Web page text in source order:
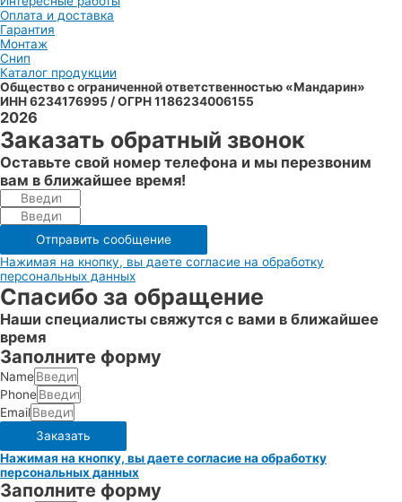
Оплата и доставка
Гарантия
Монтаж
Снип
Каталог продукции
Общество с ограниченной ответственностью «Мандарин»
ИНН 6234176995 / ОГРН 1186234006155
2026
Заказать обратный звонок
Оставьте свой номер телефона и мы перезвоним
вам в ближайшее время!
Отправить сообщение
Нажимая на кнопку, вы даете согласие на обработку
персональных данных
Спасибо за обращение
Наши специалисты свяжутся с вами в ближайшее
время
Заполните форму
Name
Phone
Email
Заказать
Нажимая на кнопку, вы даете согласие на обработку
персональных данных
Заполните форму